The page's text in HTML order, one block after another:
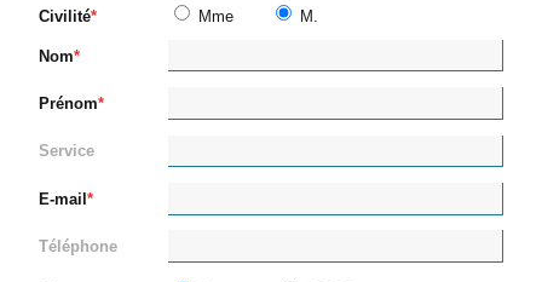
Civilité Mme M.
Nom
Prénom
Service
E-mail
Téléphone